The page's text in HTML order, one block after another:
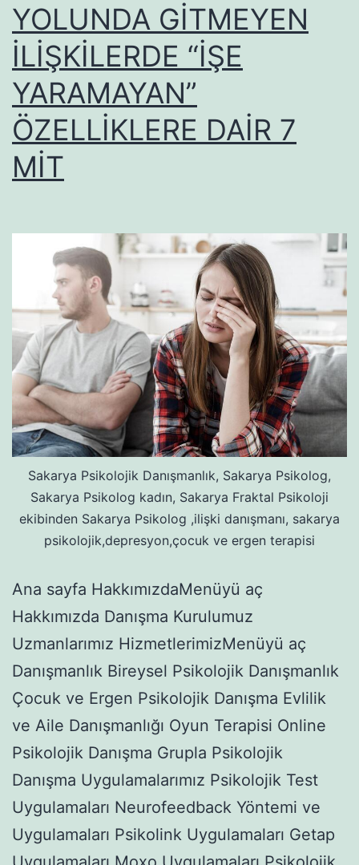
YOLUNDA GİTMEYEN
İLİŞKİLERDE “İŞE
YARAMAYAN”
ÖZELLİKLERE DAİR 7
MİT
Sakarya Psikolojik Danışmanlık, Sakarya Psikolog,
Sakarya Psikolog kadın, Sakarya Fraktal Psikoloji
ekibinden Sakarya Psikolog ,ilişki danışmanı, sakarya
psikolojik,depresyon,çocuk ve ergen terapisi
Ana sayfa HakkımızdaMenüyü aç
Hakkımızda Danışma Kurulumuz
Uzmanlarımız HizmetlerimizMenüyü aç
Danışmanlık Bireysel Psikolojik Danışmanlık
Çocuk ve Ergen Psikolojik Danışma Evlilik
ve Aile Danışmanlığı Oyun Terapisi Online
Psikolojik Danışma Grupla Psikolojik
Danışma Uygulamalarımız Psikolojik Test
Uygulamaları Neurofeedback Yöntemi ve
Uygulamaları Psikolink Uygulamaları Getap